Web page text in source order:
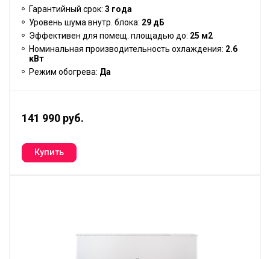
Гарантийный срок: 3 года
Уровень шума внутр. блока: 29 дБ
Эффективен для помещ. площадью до: 25 м2
Номинальная производительность охлаждения: 2.6
кВт
Режим обогрева: Да
141 990 руб.